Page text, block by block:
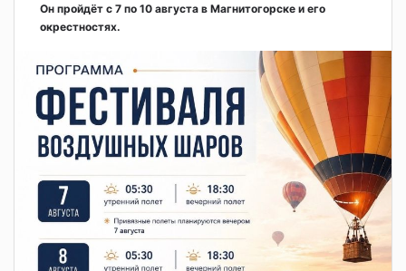
Он пройдёт с 7 по 10 августа в Магнитогорске и его
окрестностях.